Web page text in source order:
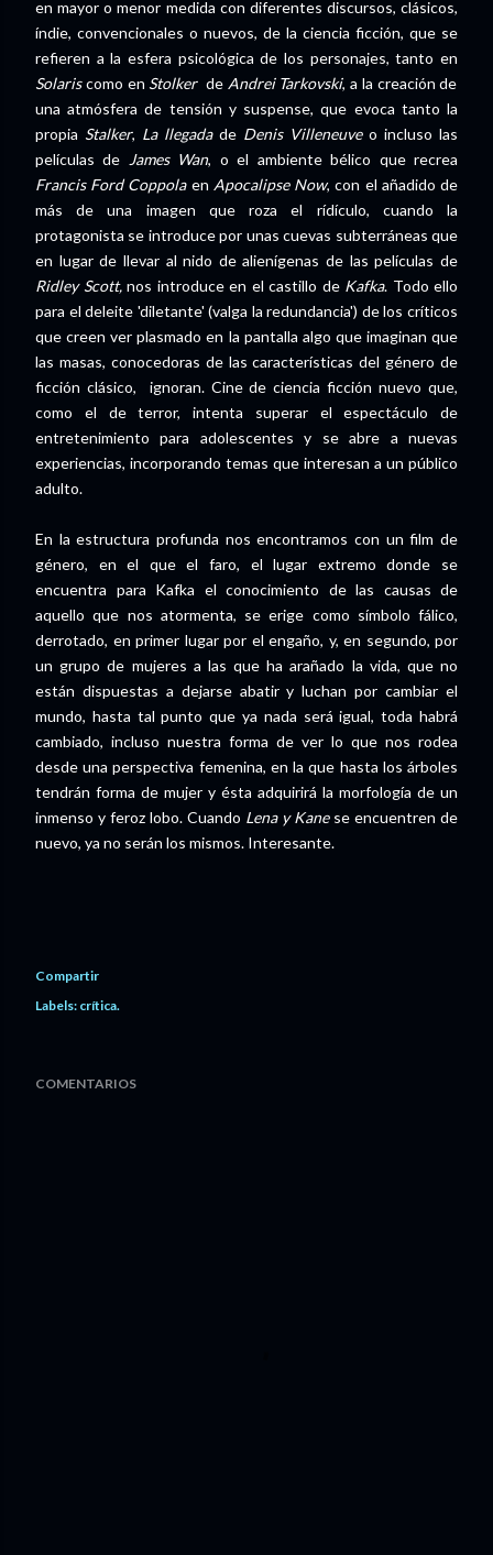
en mayor o menor medida con diferentes discursos, clásicos,
índie, convencionales o nuevos, de la ciencia ficción, que se
refieren a la esfera psicológica de los personajes, tanto en
Solariscomo en Stolkerde Andrei Tarkovski, a la creación de
una atmósfera de tensión y suspense, que evoca tanto la
propia Stalker, La llegadade Denis Villeneuveo incluso las
películas de James Wan, o el ambiente bélico que recrea
Francis Ford Coppolaen Apocalipse Now, con el añadido de
más de una imagen que roza el rídículo, cuando la
protagonista se introduce por unas cuevas subterráneas que
en lugar de llevar al nido de alienígenas de las películas de
Ridley Scott,nos introduce en el castillo de Kafka. Todo ello
para el deleite 'diletante' (valga la redundancia') de los críticos
que creen ver plasmado en la pantalla algo que imaginan que
las masas, conocedoras de las características del género de
ficción clásico, ignoran. Cine de ciencia ficción nuevo que,
como el de terror, intenta superar el espectáculo de
entretenimiento para adolescentes y se abre a nuevas
experiencias, incorporando temas que interesan a un público
adulto.
En la estructura profunda nos encontramos con un film de
género, en el que el faro, el lugar extremo donde se
encuentra para Kafka el conocimiento de las causas de
aquello que nos atormenta, se erige como símbolo fálico,
derrotado, en primer lugar por el engaño, y, en segundo, por
un grupo de mujeres a las que ha arañado la vida, que no
están dispuestas a dejarse abatir y luchan por cambiar el
mundo, hasta tal punto que ya nada será igual, toda habrá
cambiado, incluso nuestra forma de ver lo que nos rodea
desde una perspectiva femenina, en la que hasta los árboles
tendrán forma de mujer y ésta adquirirá la morfología de un
inmenso y feroz lobo. Cuando Lena y Kanese encuentren de
nuevo, ya no serán los mismos. Interesante.
Compartir
Labels: crítica.
COMENTARIOS